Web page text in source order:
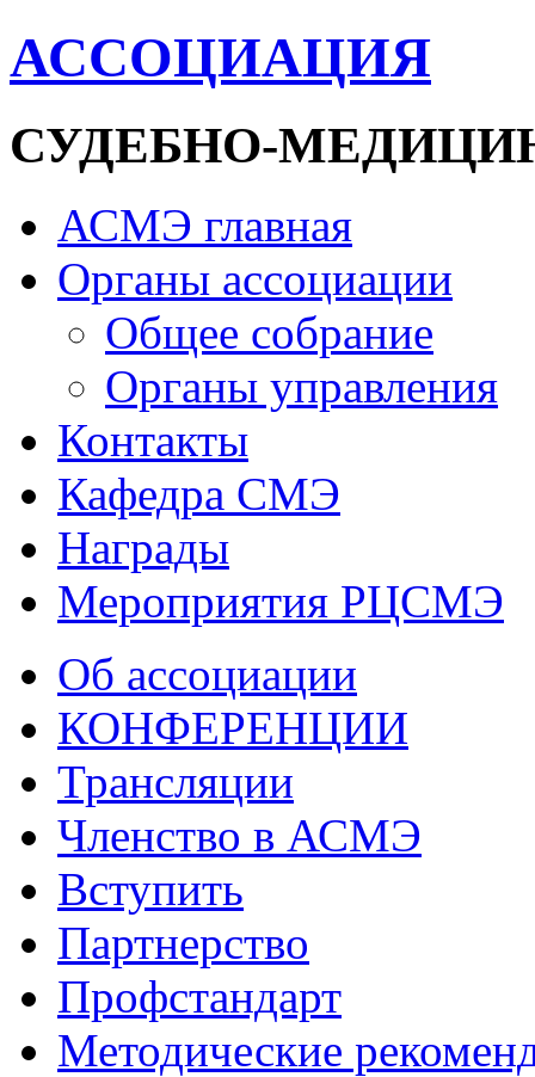
АССОЦИАЦИЯ
СУДЕБНО-
АСМЭ главная
Органы ассоциации
Общее собрание
Органы управления
Контакты
Кафедра СМЭ
Награды
Мероприятия РЦСМЭ
Об ассоциации
КОНФЕРЕНЦИИ
Трансляции
Членство в АСМЭ
Вступить
Партнерство
Профстандарт
Методические